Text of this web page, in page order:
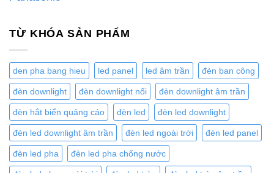
TỪ KHÓA SẢN PHẨM
den pha bang hieu led panel led âm trần đèn ban công
đèn downlight đèn downlight nổi đèn downlight âm trần
đèn hắt biển quảng cáo đèn led đèn led downlight
đèn led downlight âm trần đèn led ngoài trời đèn led panel
đèn led pha đèn led pha chống nước